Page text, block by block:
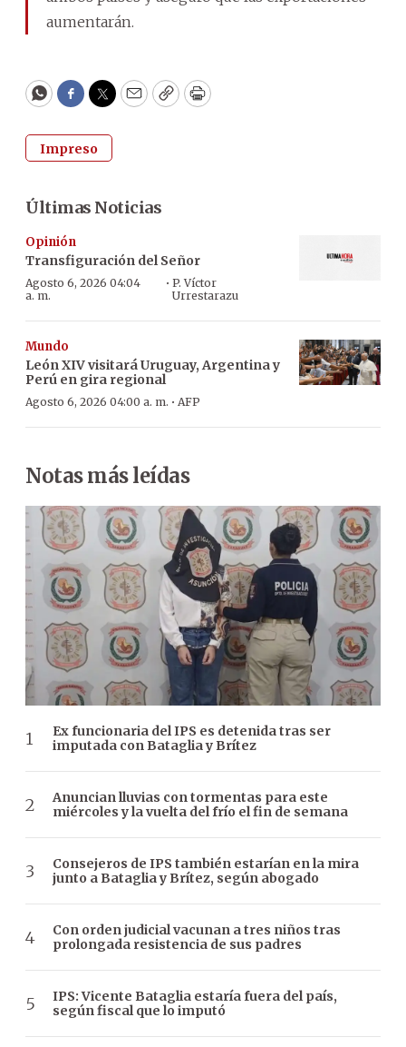
aumentarán.
WhatsApp
Facebook
Twitter
EmailCopyPrint
Impreso
Últimas Noticias
Opinión
Transfiguración del Señor
Agosto 6, 2026 04:04
a. m.
· P. Víctor
Urrestarazu
Mundo
León XIV visitará Uruguay, Argentina y
Perú en gira regional
Agosto 6, 2026 04:00 a. m. · AFP
Notas más leídas
Ex funcionaria del IPS es detenida tras ser
imputada con Bataglia y Brítez
Anuncian lluvias con tormentas para este
miércoles y la vuelta del frío el fin de semana
Consejeros de IPS también estarían en la mira
junto a Bataglia y Brítez, según abogado
Con orden judicial vacunan a tres niños tras
prolongada resistencia de sus padres
IPS: Vicente Bataglia estaría fuera del país,
según fiscal que lo imputó